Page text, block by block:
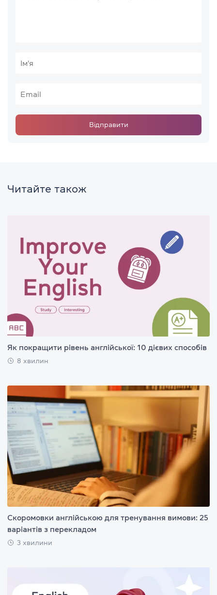
Відправити
Читайте також
Як покращити рівень англійської: 10 дієвих способів
8 хвилин
Скоромовки англійською для тренування вимови: 25
варіантів з перекладом
3 хвилини